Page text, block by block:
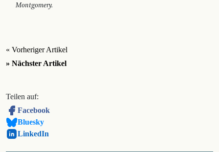
Montgomery.
« Vorheriger Artikel
» Nächster Artikel
Teilen auf:
Facebook
Bluesky
LinkedIn